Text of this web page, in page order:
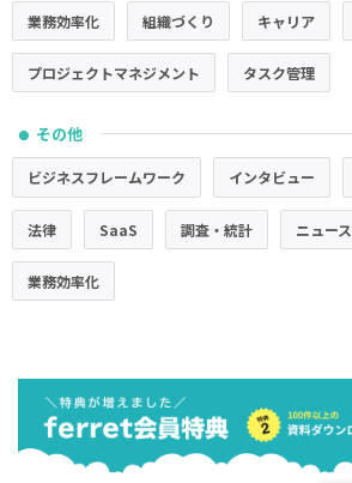
業務効率化 組織づくり キャリア
プロジェクトマネジメント タスク管理
● その他
ビジネスフレームワーク インタビュー
法律 SaaS 調査・統計 ニュース
業務効率化